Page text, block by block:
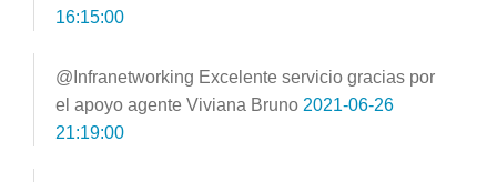
16:15:00
@Infranetworking Excelente servicio gracias por
el apoyo agente Viviana Bruno 2021-06-26
21:19:00